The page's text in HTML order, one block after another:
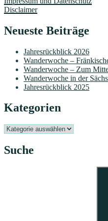
Disclaimer
Neueste Beiträge
Jahresrückblick 2026
Wanderwoche –
Wanderwoche – Zum
Wanderwoche in der
Jahresrückblick 2025
Kategorien
Kategorien
Suche